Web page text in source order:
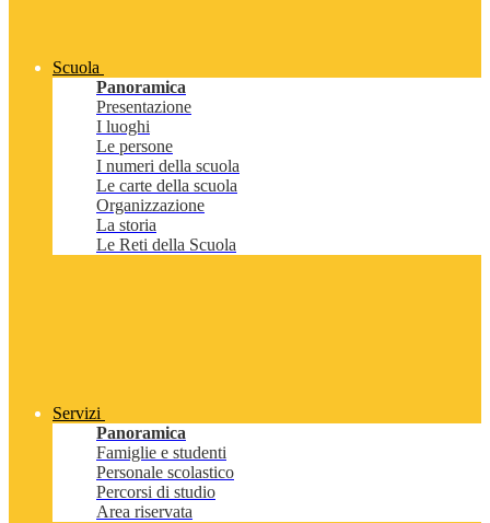
Scuola
Panoramica
Presentazione
I luoghi
Le persone
I numeri della scuola
Le carte della scuola
Organizzazione
La storia
Le Reti della Scuola
Servizi
Panoramica
Famiglie e studenti
Personale scolastico
Percorsi di studio
Area riservata